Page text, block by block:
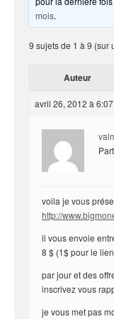
mois.
9 sujets de 1 à 9 (sur
Auteur
avril 26, 2012 à
voila je vous
http://
il vous envoie
8 $ (1$ pour le
par jour et des
inscrivez vous
je vous met pas